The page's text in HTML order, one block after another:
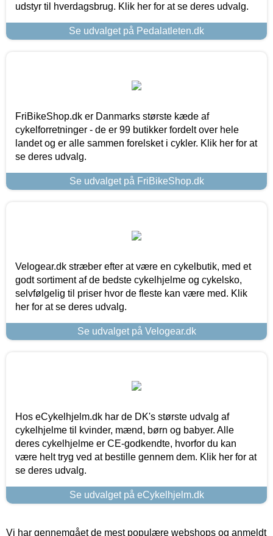
udstyr til hverdagsbrug. Klik her for at se deres udvalg.
Se udvalget på Pedalatleten.dk
FriBikeShop.dk er Danmarks største kæde af
cykelforretninger - de er 99 butikker fordelt over hele
landet og er alle sammen forelsket i cykler. Klik her for at
se deres udvalg.
Se udvalget på FriBikeShop.dk
Velogear.dk stræber efter at være en cykelbutik, med et
godt sortiment af de bedste cykelhjelme og cykelsko,
selvfølgelig til priser hvor de fleste kan være med. Klik
her for at se deres udvalg.
Se udvalget på Velogear.dk
Hos eCykelhjelm.dk har de DK's største udvalg af
cykelhjelme til kvinder, mænd, børn og babyer. Alle
deres cykelhjelme er CE-godkendte, hvorfor du kan
være helt tryg ved at bestille gennem dem. Klik her for at
se deres udvalg.
Se udvalget på eCykelhjelm.dk
Vi har gennemgået de mest populære webshops og anmeldt